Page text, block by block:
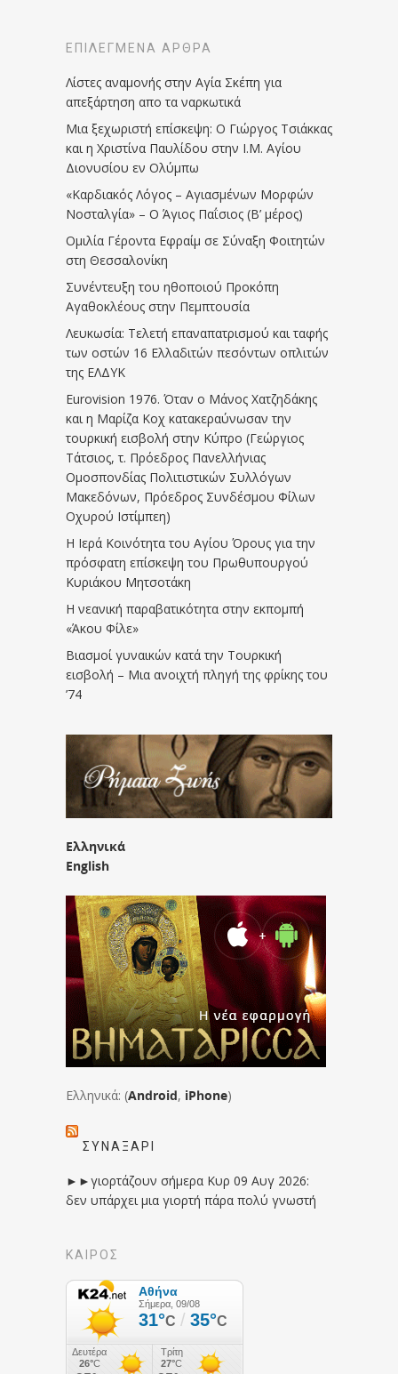
ΕΠΙΛΕΓΜΈΝΑ ΆΡΘΡΑ
Λίστες αναμονής στην Αγία Σκέπη για
απεξάρτηση απο τα ναρκωτικά
Μια ξεχωριστή επίσκεψη: Ο Γιώργος Τσιάκκας
και η Χριστίνα Παυλίδου στην Ι.Μ. Αγίου
Διονυσίου εν Ολύμπω
«Καρδιακός Λόγος – Αγιασμένων Μορφών
Νοσταλγία» – Ο Άγιος Παΐσιος (Β’ μέρος)
Ομιλία Γέροντα Εφραίμ σε Σύναξη Φοιτητών
στη Θεσσαλονίκη
Συνέντευξη του ηθοποιού Προκόπη
Αγαθοκλέους στην Πεμπτουσία
Λευκωσία: Τελετή επαναπατρισμού και ταφής
των οστών 16 Ελλαδιτών πεσόντων οπλιτών
της ΕΛΔΥΚ
Eurovision 1976. Όταν ο Μάνος Χατζηδάκης
και η Μαρίζα Κοχ κατακεραύνωσαν την
τουρκική εισβολή στην Κύπρο (Γεώργιος
Τάτσιος, τ. Πρόεδρος Πανελλήνιας
Ομοσπονδίας Πολιτιστικών Συλλόγων
Μακεδόνων, Πρόεδρος Συνδέσμου Φίλων
Οχυρού Ιστίμπεη)
Η Ιερά Κοινότητα του Αγίου Όρους για την
πρόσφατη επίσκεψη του Πρωθυπουργού
Κυριάκου Μητσοτάκη
Η νεανική παραβατικότητα στην εκπομπή
«Άκου Φίλε»
Βιασμοί γυναικών κατά την Τουρκική
εισβολή – Μια ανοιχτή πληγή της φρίκης του
’74
Ελληνικά
English
Ελληνικά: (Android, iPhone)
ΣΥΝΑΞΆΡΙ
►►γιορτάζουν σήμερα Κυρ 09 Αυγ 2026:
δεν υπάρχει μια γιορτή πάρα πολύ γνωστή
ΚΑΙΡΟΣ